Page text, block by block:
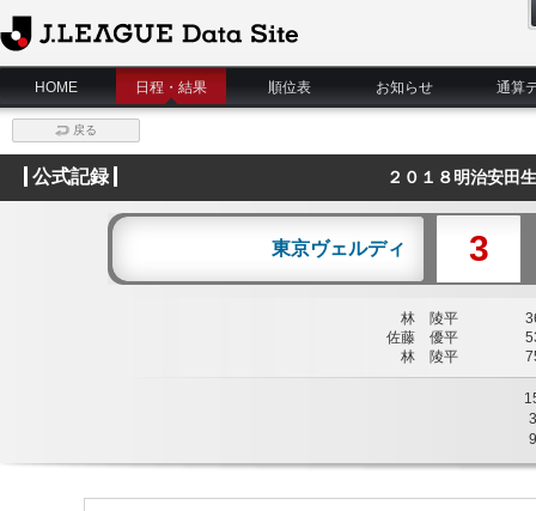
J.League Data Site
HOME
日程・結果 順位表 お知らせ 通算
戻る
公式記録 ２０１８明治安田
東京ヴェルディ 3
林 陵平
佐藤 優平
林 陵平
3
9